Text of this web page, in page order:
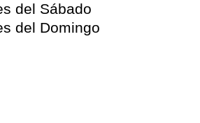
del Sábado
del Domingo